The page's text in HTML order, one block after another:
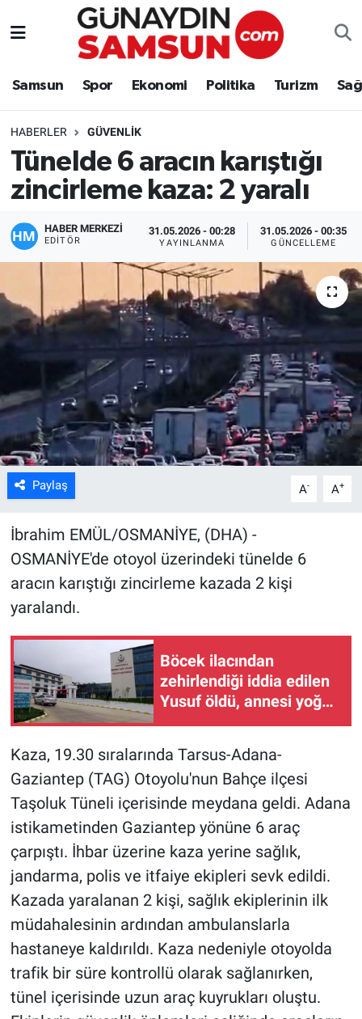
Samsun Spor Ekonomi Politika Turizm
HABERLER GÜVENLIK
Tünelde 6 aracın karıştığı
zincirleme kaza: 2 yaralı
HABER MERKEZİ
EDITÖR
31.05.2026 - 00:28
YAYINLANMA
31.05.2026 - 00:35
GÜNCELLEME
Paylaş A- A+
İbrahim EMÜL/OSMANİYE, (DHA) -
OSMANİYE'de otoyol üzerindeki tünelde 6
aracın karıştığı zincirleme kazada 2 kişi
yaralandı.
Böcek ilacından
zehirlendiği iddia edilen
Yusuf öldü, annesi yoğun
bakımda (2)
Kaza, 19.30 sıralarında Tarsus-Adana-
Gaziantep (TAG) Otoyolu'nun Bahçe ilçesi
Taşoluk Tüneli içerisinde meydana geldi. Adana
istikametinden Gaziantep yönüne 6 araç
çarpıştı. İhbar üzerine kaza yerine sağlık,
jandarma, polis ve itfaiye ekipleri sevk edildi.
Kazada yaralanan 2 kişi, sağlık ekiplerinin ilk
müdahalesinin ardından ambulanslarla
hastaneye kaldırıldı. Kaza nedeniyle otoyolda
trafik bir süre kontrollü olarak sağlanırken,
tünel içerisinde uzun araç kuyrukları oluştu.
Samsun
Politika
Turizm
Sağlık
Eğitim
Kültür Sanat
Bilim ve Teknoloji
Genel
Nöbetçi Eczaneler
Süper Lig Puan Durumu ve Fikstür
Tüm Manşetler
Son Dakika Haberleri
Haber Arşivi